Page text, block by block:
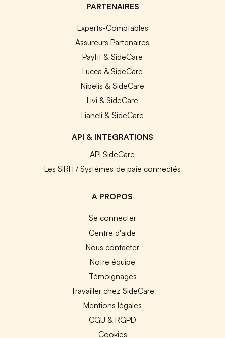
PARTENAIRES
Experts-Comptables
Assureurs Partenaires
Payfit & SideCare
Lucca & SideCare
Nibelis & SideCare
Livi & SideCare
Lianeli & SideCare
API & INTEGRATIONS
API SideCare
Les SIRH / Systèmes de paie connectés
A PROPOS
Se connecter
Centre d'aide
Nous contacter
Notre équipe
Témoignages
Travailler chez SideCare
Mentions légales
CGU & RGPD
Cookies